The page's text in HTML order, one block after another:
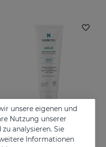
In den Warenkorb
unsere eigenen und
Nutzung unserer
analysieren. Sie
Informationen